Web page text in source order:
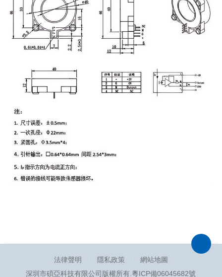
法律聲明 隱私政策
網站地圖
深圳市碩亞科技有限公司版權所有.粵ICP備06045682號